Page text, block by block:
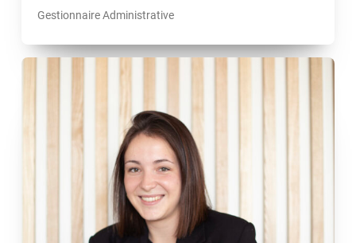
Gestionnaire Administrative